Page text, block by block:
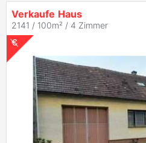
Verkaufe Haus
2141 / 100m² / 4 Zimmer